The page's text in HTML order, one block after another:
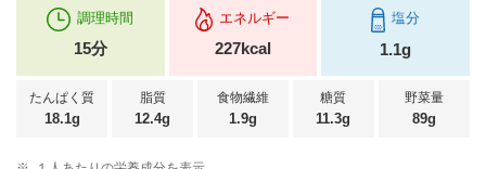
調理時間
15分
エネルギー
227kcal
塩分
1.1g
たんぱく質
18.1g
脂質
12.4g
食物繊維
1.9g
糖質
11.3g
野菜量
89g